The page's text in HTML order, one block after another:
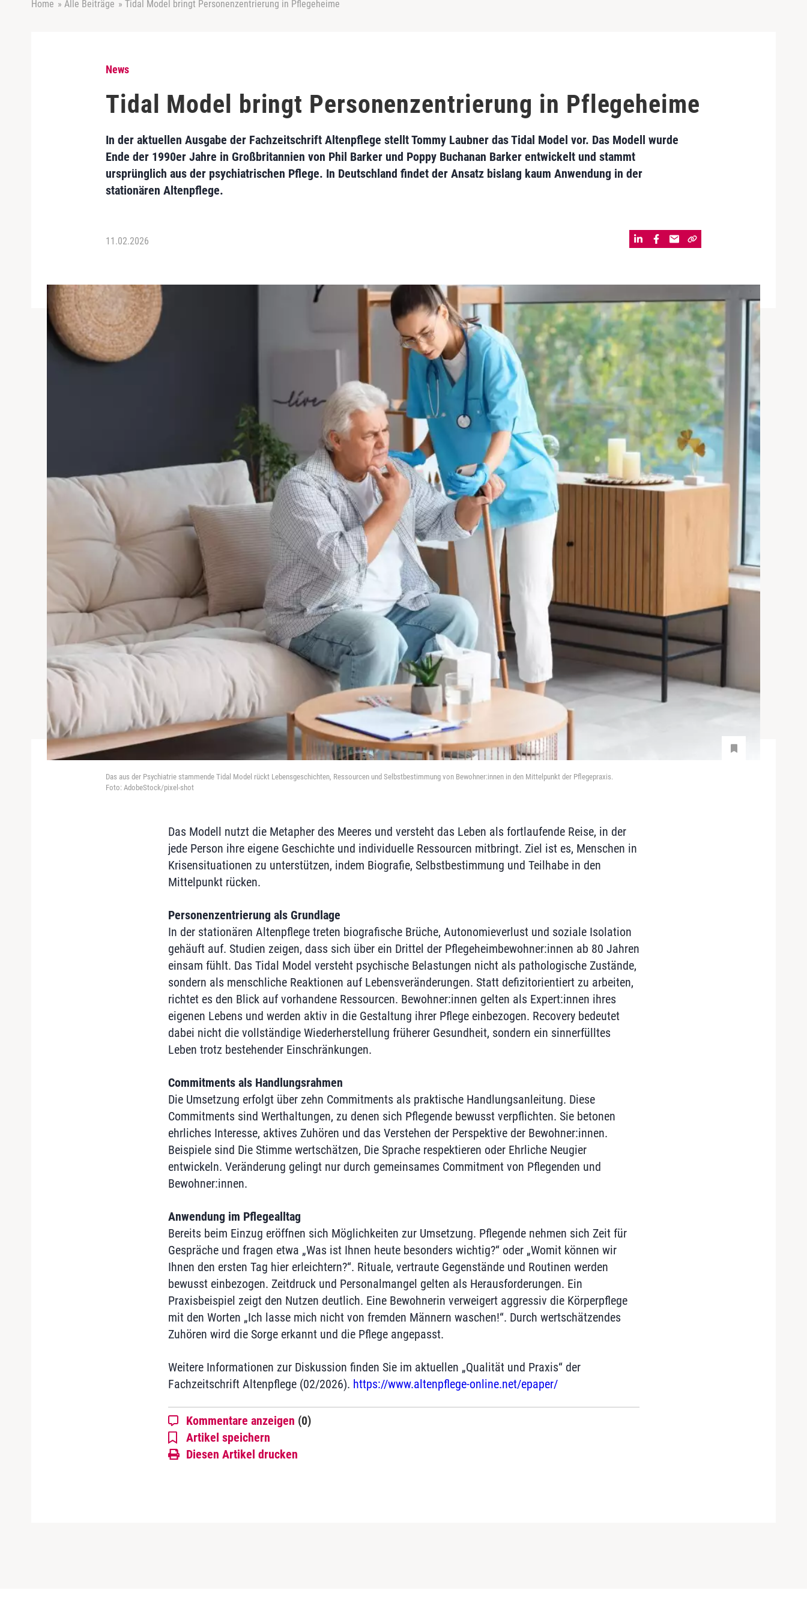
Home » Alle Beiträge » Tidal Model bringt Personenzentrierung in Pflegeheime
News
Tidal Model bringt Personenzentrierung in Pflegeheime
In der aktuellen Ausgabe der Fachzeitschrift Altenpflege stellt Tommy Laubner das Tidal Model vor. Das Modell wurde
Ende der 1990er Jahre in Großbritannien von Phil Barker und Poppy Buchanan Barker entwickelt und stammt
ursprünglich aus der psychiatrischen Pflege. In Deutschland findet der Ansatz bislang kaum Anwendung in der
stationären Altenpflege.
11.02.2026
Das aus der Psychiatrie stammende Tidal Model rückt Lebensgeschichten, Ressourcen und Selbstbestimmung von Bewohner:innen in den Mittelpunkt der Pflegepraxis.
Foto: AdobeStock/pixel-shot
Das Modell nutzt die Metapher des Meeres und versteht das Leben als fortlaufende Reise, in der
jede Person ihre eigene Geschichte und individuelle Ressourcen mitbringt. Ziel ist es, Menschen in
Krisensituationen zu unterstützen, indem Biografie, Selbstbestimmung und Teilhabe in den
Mittelpunkt rücken.
Personenzentrierung als Grundlage
In der stationären Altenpflege treten biografische Brüche, Autonomieverlust und soziale Isolation
gehäuft auf. Studien zeigen, dass sich über ein Drittel der Pflegeheimbewohner:innen ab 80 Jahren
einsam fühlt. Das Tidal Model versteht psychische Belastungen nicht als pathologische Zustände,
sondern als menschliche Reaktionen auf Lebensveränderungen. Statt defizitorientiert zu arbeiten,
richtet es den Blick auf vorhandene Ressourcen. Bewohner:innen gelten als Expert:innen ihres
eigenen Lebens und werden aktiv in die Gestaltung ihrer Pflege einbezogen. Recovery bedeutet
dabei nicht die vollständige Wiederherstellung früherer Gesundheit, sondern ein sinnerfülltes
Leben trotz bestehender Einschränkungen.
Commitments als Handlungsrahmen
Die Umsetzung erfolgt über zehn Commitments als praktische Handlungsanleitung. Diese
Commitments sind Werthaltungen, zu denen sich Pflegende bewusst verpflichten. Sie betonen
ehrliches Interesse, aktives Zuhören und das Verstehen der Perspektive der Bewohner:innen.
Beispiele sind Die Stimme wertschätzen, Die Sprache respektieren oder Ehrliche Neugier
entwickeln. Veränderung gelingt nur durch gemeinsames Commitment von Pflegenden und
Bewohner:innen.
Anwendung im Pflegealltag
Bereits beim Einzug eröffnen sich Möglichkeiten zur Umsetzung. Pflegende nehmen sich Zeit für
Gespräche und fragen etwa „Was ist Ihnen heute besonders wichtig?“ oder „Womit können wir
Ihnen den ersten Tag hier erleichtern?“. Rituale, vertraute Gegenstände und Routinen werden
bewusst einbezogen. Zeitdruck und Personalmangel gelten als Herausforderungen. Ein
Praxisbeispiel zeigt den Nutzen deutlich. Eine Bewohnerin verweigert aggressiv die Körperpflege
mit den Worten „Ich lasse mich nicht von fremden Männern waschen!“. Durch wertschätzendes
Zuhören wird die Sorge erkannt und die Pflege angepasst.
Weitere Informationen zur Diskussion finden Sie im aktuellen „Qualität und Praxis“ der
Fachzeitschrift Altenpflege (02/2026). https://www.altenpflege-online.net/epaper/
Kommentare anzeigen (0)
Artikel speichern
Diesen Artikel drucken